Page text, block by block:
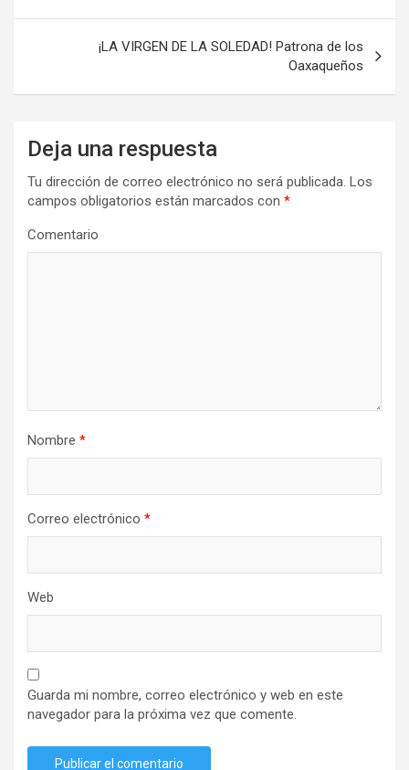
entradas
¡LA VIRGEN DE LA SOLEDAD! Patrona de los
Oaxaqueños
Deja una respuesta
Tu dirección de correo electrónico no será publicada. Los
campos obligatorios están marcados con *
Comentario
Nombre *
Correo electrónico *
Web
Guarda mi nombre, correo electrónico y web en este
navegador para la próxima vez que comente.